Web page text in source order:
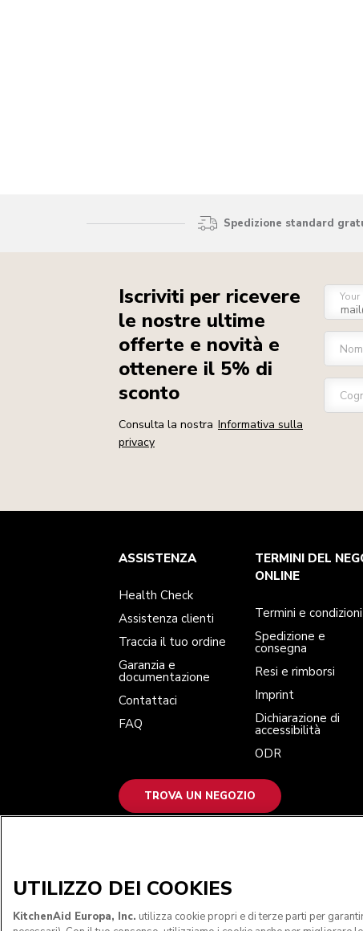
Spedizione standard
Iscriviti per ricevere
le nostre ultime
offerte e novità e
ottenere il 5% di
sconto
Consulta la nostra Informativa sulla
privacy
Health Check
Assistenza clienti
Contattaci
Termini e condizioni
Spedizione e consegna
Dichiarazione di accessibilità
Per il marchio
La nostra storia
Trova un negozio
ASSISTENZA
Health Check
Assistenza clienti
Traccia il tuo ordine
Garanzia e
documentazione
Contattaci
FAQ
TERMINI DEL
ONLINE
Termini e condizioni
Spedizione e
consegna
Resi e rimborsi
Imprint
Dichiarazione di
accessibilità
ODR
TROVA UN NEGOZIO
UTILIZZO DEI COOKIES
KitchenAid Europa, Inc. utilizza cookie propri e di terze parti per